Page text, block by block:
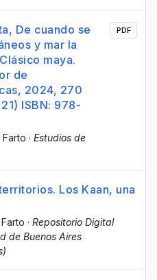
De cuando se
y mar la
maya.
de
2024, 270
ISBN: 978-
· Estudios de
PDF
Los Kaan, una
· Repositorio Digital
de Buenos Aires